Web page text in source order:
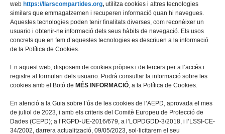
web https://llarscompartides.org, utilitza cookies i altres tecnologies
similars que emmagatzemen i recuperen informació quan hi navegues.
Aquestes tecnologies poden tenir finalitats diverses, com reconèixer un
usuario i obtenir-ne informació dels seus hàbits de navegació. Els usos
concrets que en fem d’aquestes tecnologies es descriuen a la informació
de la Política de Cookies.
En aquest web, disposem de cookies pròpies i de tercers per a l’accés i
registre al formulari dels usuario. Podrà consultar la informació sobre les
cookies amb el Botó de MÉS INFORMACIÓ, a la Política de Cookies.
En atenció a la Guia sobre l’ús de les cookies de l’AEPD, aprovada el mes
de juliol de 2023, i amb els criteris del Comitè Europeu de Protecció de
Dades (CEPD); a l’RGPD-UE-2016/679, a l’LOPDGDD-3/2018, i l’LSSI-CE-
34/2002, darrera actualització, 09/05/2023, sol·licitarem el seu
08028 Barcelona
+34 934 498 676